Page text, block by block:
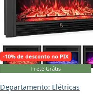
-10% de desconto no PIX
Frete Grátis
Departamento: Elétricas